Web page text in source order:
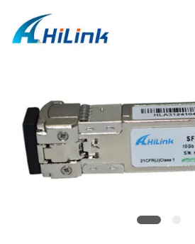
SITEMAP
PRIVASI